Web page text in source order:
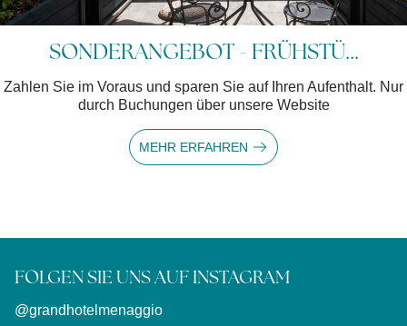
3 NÄCHTE IM GRAND HOTEL ...
Angebot für 3 Nächte am See - Kostenlose Stornierung bis 14
Tage vorher
MEHR ERFAHREN
FOLGEN SIE UNS AUF INSTAGRAM
@grandhotelmenaggio